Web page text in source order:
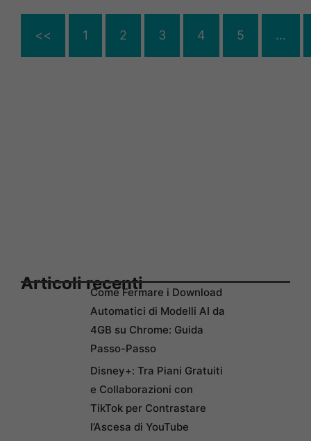
<< 1 2 3 4 5 …
Articoli recentiCome Fermare i Download
Automatici di Modelli AI da
4GB su Chrome: Guida
Passo-Passo
Disney+: Tra Piani Gratuiti
e Collaborazioni con
TikTok per Contrastare
l’Ascesa di YouTube